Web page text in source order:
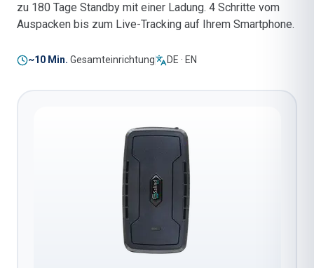
zu 180 Tage Standby mit einer Ladung. 4 Schritte vom
Auspacken bis zum Live-Tracking auf Ihrem Smartphone.
~10 Min. Gesamteinrichtung DE · EN